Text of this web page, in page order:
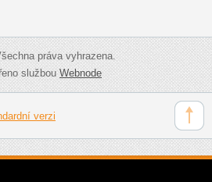
práva vyhrazena.
službouWebnode
verzi